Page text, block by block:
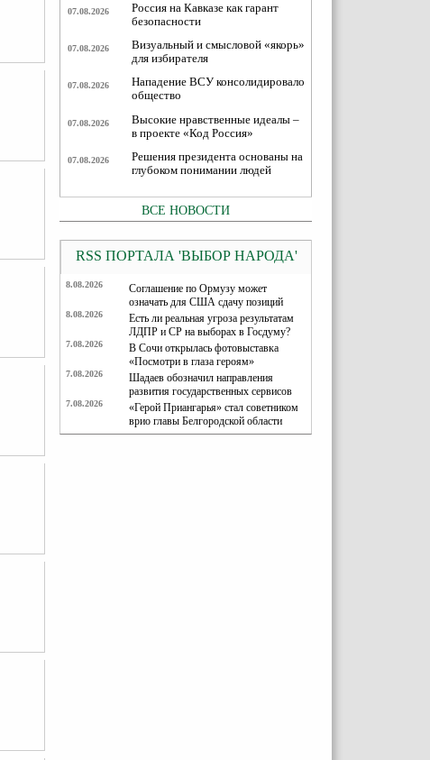
07.08.2026
Россия на Кавказе как гарант
безопасности
07.08.2026
Визуальный и смысловой «якорь»
для избирателя
07.08.2026
Нападение ВСУ консолидировало
общество
07.08.2026
Высокие нравственные идеалы –
в проекте «Код Россия»
07.08.2026
Решения президента основаны на
глубоком понимании людей
ВСЕ НОВОСТИ
RSS ПОРТАЛА 'ВЫБОР НАРОДА'
8.08.2026
Соглашение по Ормузу может
означать для США сдачу позиций
8.08.2026
Есть ли реальная угроза результатам
ЛДПР и СР на выборах в Госдуму?
7.08.2026
В Сочи открылась фотовыставка
«Посмотри в глаза героям»
7.08.2026
Шадаев обозначил направления
развития государственных сервисов
7.08.2026
«Герой Приангарья» стал советником
врио главы Белгородской области